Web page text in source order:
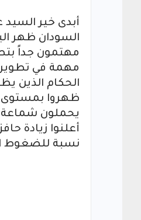
أبدى خير السيد
السودان ظهر
مهتمون جداً
مهمة في تطوير
الحكام الذين
ظهروا بمستوى
يحملون شماعة
أعلنوا زيادة
نسبة للضغوط